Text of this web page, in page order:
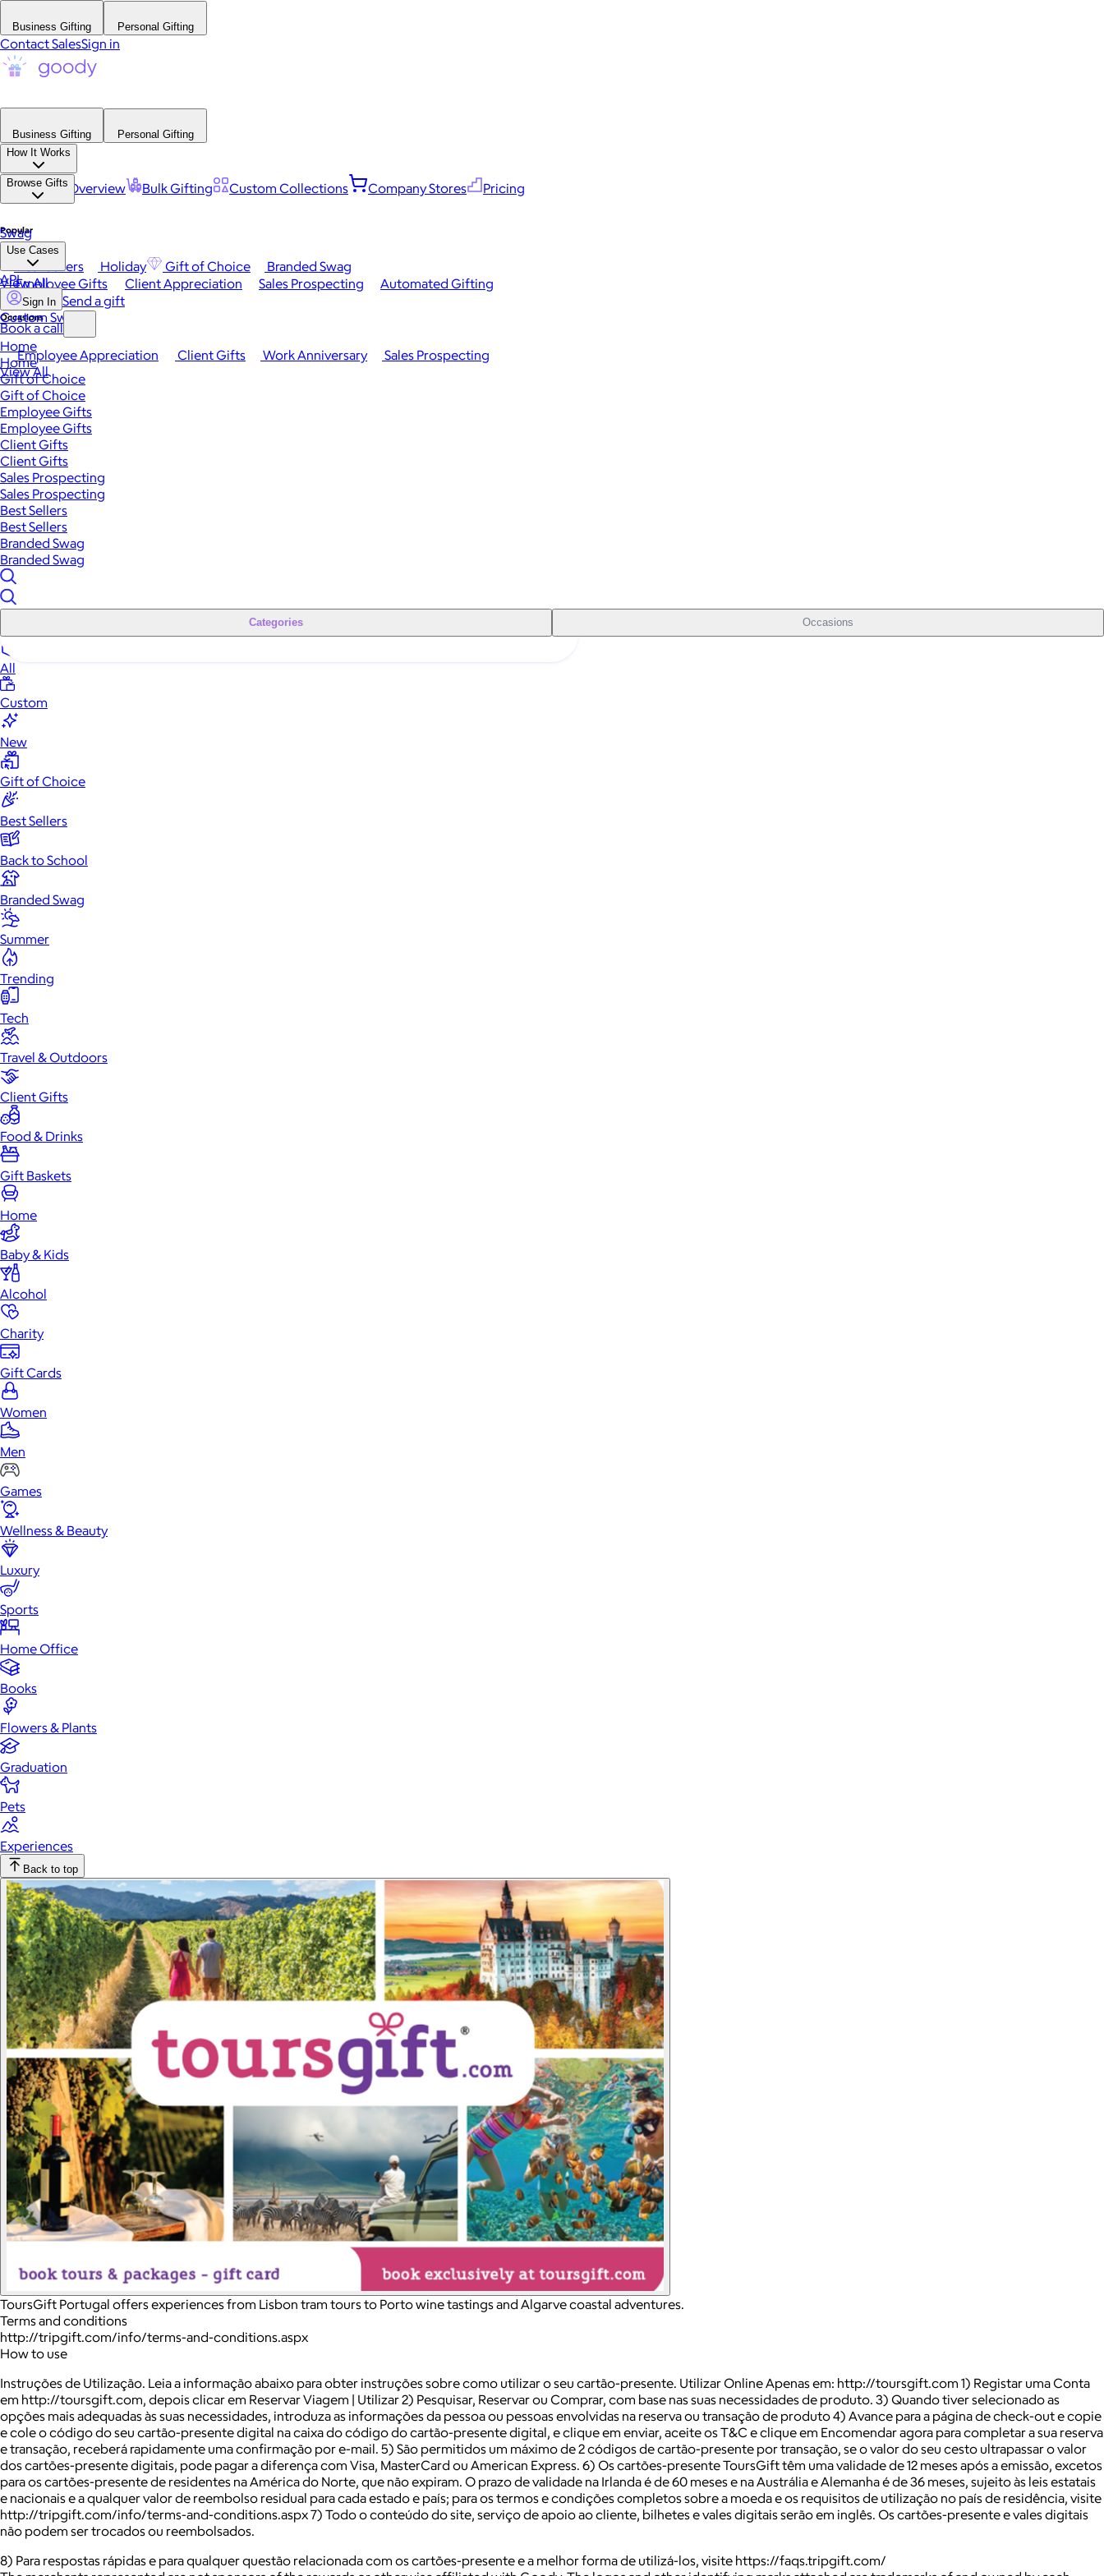
Business Gifting Personal Gifting
Contact SalesSign in
Business Gifting
Personal Gifting
How It Works
Platform Overview Bulk Gifting Custom Collections Company Stores Pricing
Browse Gifts
Popular
Best Sellers Holiday Gift of Choice
Branded Swag
View All
Occasions
Employee Appreciation Client Gifts Work Anniversary
Sales Prospecting
View All
Swag
Use Cases
Employee Gifts Client Appreciation Sales Prospecting Automated Gifting
Custom Swag
API
Sign In Send a gift
Book a call
Home
Home
Gift of Choice
Gift of Choice
Employee Gifts
Employee Gifts
Client Gifts
Client Gifts
Sales Prospecting
Sales Prospecting
Best Sellers
Best Sellers
Branded Swag
Branded Swag
Categories Occasions
All
Custom
New
Gift of Choice
Best Sellers
Back to School
Branded Swag
Summer
Trending
Tech
Travel & Outdoors
Client Gifts
Food & Drinks
Gift Baskets
Home
Baby & Kids
Alcohol
Charity
Gift Cards
Women
Men
Games
Wellness & Beauty
Luxury
Sports
Home Office
Books
Flowers & Plants
Graduation
Pets
Experiences
Back to top
ToursGift Portugal offers experiences from Lisbon tram tours to Porto wine tastings and Algarve coastal adventures.
Terms and conditions
http://tripgift.com/info/terms-and-conditions.aspx
How to use
Instruções de Utilização. Leia a informação abaixo para obter instruções sobre como utilizar o seu cartão-presente. Utilizar Online Apenas em: http://toursgift.com 1) Registar uma Conta
em http://toursgift.com, depois clicar em Reservar Viagem | Utilizar 2) Pesquisar, Reservar ou Comprar, com base nas suas necessidades de produto. 3) Quando tiver selecionado as
opções mais adequadas às suas necessidades, introduza as informações da pessoa ou pessoas envolvidas na reserva ou transação de produto 4) Avance para a página de check-out e copie
e cole o código do seu cartão-presente digital na caixa do código do cartão-presente digital, e clique em enviar, aceite os T&C e clique em Encomendar agora para completar a sua reserva
e transação, receberá rapidamente uma confirmação por e-mail. 5) São permitidos um máximo de 2 códigos de cartão-presente por transação, se o valor do seu cesto ultrapassar o valor
dos cartões-presente digitais, pode pagar a diferença com Visa, MasterCard ou American Express. 6) Os cartões-presente ToursGift têm uma validade de 12 meses após a emissão, excetos
para os cartões-presente de residentes na América do Norte, que não expiram. O prazo de validade na Irlanda é de 60 meses e na Austrália e Alemanha é de 36 meses, sujeito às leis estatais
e nacionais e a qualquer valor de reembolso residual para cada estado e país; para os termos e condições completos sobre a moeda e os requisitos de utilização no país de residência, visite
http://tripgift.com/info/terms-and-conditions.aspx 7) Todo o conteúdo do site, serviço de apoio ao cliente, bilhetes e vales digitais serão em inglês. Os cartões-presente e vales digitais
não podem ser trocados ou reembolsados.
8) Para respostas rápidas e para qualquer questão relacionada com os cartões-presente e a melhor forma de utilizá-los, visite https://faqs.tripgift.com/